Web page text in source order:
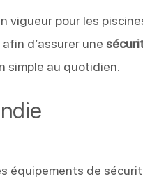
vigueur pour les
d’assurer une
simple au quotidien.
équipements de